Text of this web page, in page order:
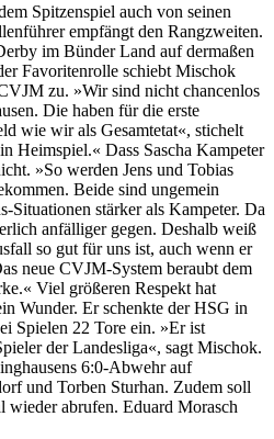
Spitzenspiel auch von seinen
empfängt den Rangzweiten.
im Bünder Land auf dermaßen
Favoritenrolle schiebt Mischok
zu. »Wir sind nicht chancenlos
Die haben für die erste
wie wir als Gesamtetat«, stichelt
Heimspiel.« Dass Sascha Kampeter
»So werden Jens und Tobias
Beide sind ungemein
Situationen stärker als Kampeter. Da
anfälliger gegen. Deshalb weiß
so gut für uns ist, auch wenn er
neue CVJM-System beraubt dem
Viel größeren Respekt hat
Wunder. Er schenkte der HSG in
Spielen 22 Tore ein. »Er ist
der Landesliga«, sagt Mischok.
6:0-Abwehr auf
und Torben Sturhan. Zudem soll
wieder abrufen. Eduard Morasch